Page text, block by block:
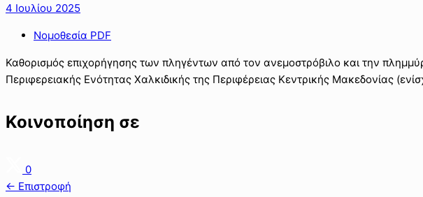
4 Ιουλίου 2025
Νομοθεσία PDF
Καθορισμός επιχορήγησης των πληγέντων από τον ανεμοστρόβιλο και την
Περιφερειακής Ενότητας Χαλκιδικής της Περιφέρειας Κεντρικής Μακεδονίας
Κοινοποίηση σε
0
← Επιστροφή